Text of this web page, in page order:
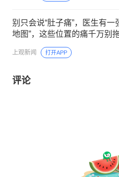
别只会说“肚子痛”，医生有一
地图”，这些位置的痛千万别
上观新闻 打开APP
评论